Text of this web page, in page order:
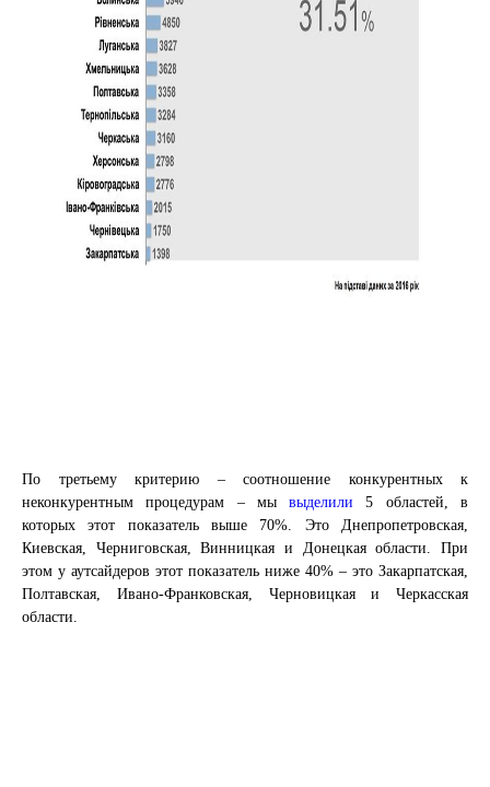
По третьему критерию – соотношение конкурентных к
неконкурентным процедурам – мывыделили 5 областей, в
которых этот показатель выше 70%. Это Днепропетровская,
Киевская, Черниговская, Винницкая и Донецкая области. При
этом у аутсайдеров этот показатель ниже 40% – это Закарпатская,
Полтавская, Ивано-Франковская, Черновицкая и Черкасская
области.